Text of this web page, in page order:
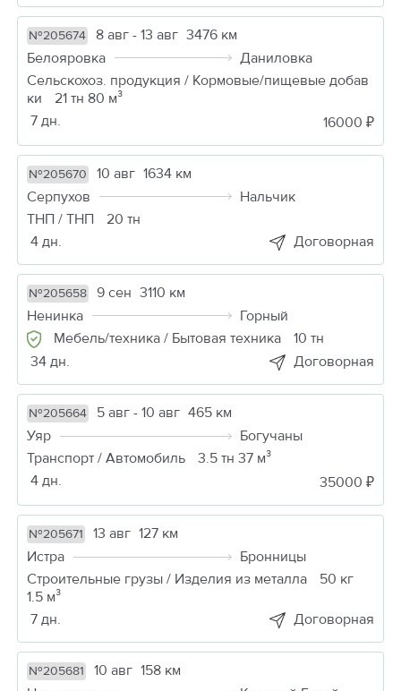
№205674 8 авг - 13 авг 3476 км
Белояровка
Даниловка
Сельскохоз. продукция / Кормовые/пищевые добав
ки
21 тн 80 м³
7 дн.
16000 ₽
№205670 10 авг 1634 км
Серпухов
Нальчик
ТНП / ТНП
20 тн
4 дн.
Договорная
№205658 9 сен 3110 км
Ненинка
Горный
Мебель/техника / Бытовая техника
10 тн
34 дн.
Договорная
№205664 5 авг - 10 авг 465 км
Уяр
Богучаны
Транспорт / Автомобиль
3.5 тн 37 м³
4 дн.
35000 ₽
№205671 13 авг 127 км
Истра
Бронницы
Строительные грузы / Изделия из металла
50 кг
1.5 м³
7 дн.
Договорная
№205681 10 авг 158 км